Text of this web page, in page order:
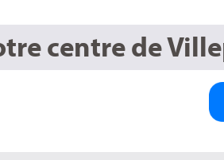
centre de